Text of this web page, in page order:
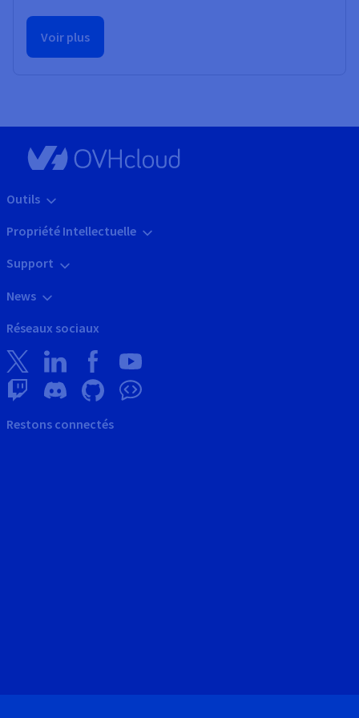
Voir plus
Outils
Propriété Intellectuelle
Support
News
Réseaux sociaux
Restons connectés